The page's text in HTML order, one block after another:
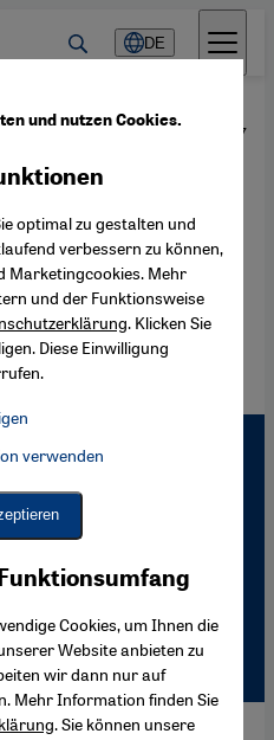
DE
EU-
·05.01.2007
Geschick
und nutzen Cookies.
Cookies, um Ihnen die
Website anbieten zu
wir dann nur auf
Mehr Information finden Sie
. Sie können unsere
optimal zu gestalten und
verbessern zu können,
Marketingcookies. Mehr
und der Funktionsweise
. Klicken Sie
Diese Einwilligung
Connect, Google Maps Embed,
Connect
verwenden